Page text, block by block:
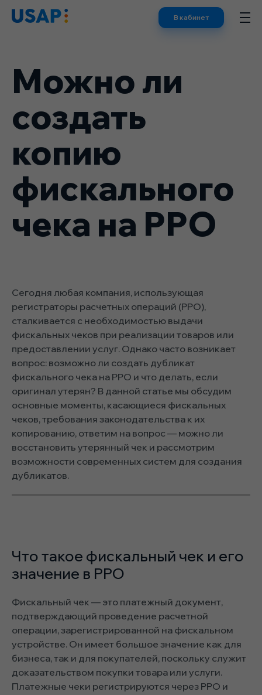
Skip
В кабинет
Можно ли
создать
копию
фискального
чека на РРО
Сегодня любая компания, использующая
регистраторы расчетных операций (РРО),
сталкивается с необходимостью выдачи
фискальных чеков при реализации товаров или
предоставлении услуг. Однако часто возникает
вопрос: возможно ли создать дубликат
фискального чека на РРО и что делать, если
оригинал утерян? В данной статье мы обсудим
основные моменты, касающиеся фискальных
чеков, требования законодательства к их
копированию, ответим на вопрос — можно ли
восстановить утерянный чек и рассмотрим
возможности современных систем для создания
дубликатов.
Что такое фискальный чек и его
значение в РРО
Фискальный чек — это платежный документ,
подтверждающий проведение расчетной
операции, зарегистрированной на фискальном
устройстве. Он имеет большое значение как для
бизнеса, так и для покупателей, поскольку служит
доказательством покупки товара или услуги.
Платежные чеки регистрируются через РРО и